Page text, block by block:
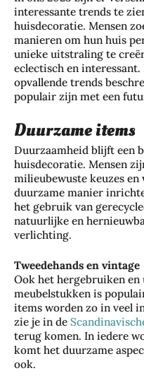
interessante trends te
huisdecoratie. Mensen
manieren om hun huis
unieke uitstraling te
eclectisch en
opvallende trends
populair zijn met een
Duurzame items
Duurzaamheid blijft een
huisdecoratie. Mensen
milieubewuste keuzes
duurzame manier
het gebruik van
natuurlijke en
verlichting.
Tweedehands en vintage
Ook het hergebruiken en
meubelstukken is
items worden zo in veel
zie je in de
terug komen. In iedere
komt het duurzame
ook.